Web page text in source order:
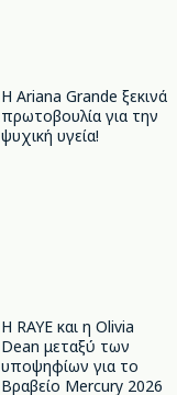
Η Ariana Grande ξεκινά
πρωτοβουλία για την
ψυχική υγεία!
Η RAYE και η Olivia
Dean μεταξύ των
υποψηφίων για το
Βραβείο Mercury 2026